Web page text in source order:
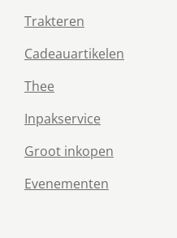
Trakteren
Cadeauartikelen
Thee
Inpakservice
Groot inkopen
Evenementen